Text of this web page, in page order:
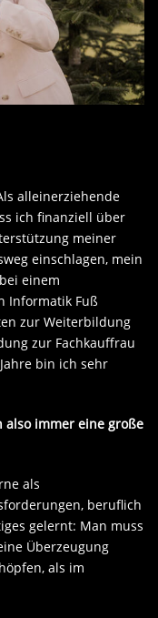
alleinerziehende
ich finanziell über
meiner
einschlagen, mein
einem
Informatik Fuß
zur Weiterbildung
zur Fachkauffrau
bin ich sehr
immer eine große
als
beruflich
gelernt: Man muss
Überzeugung
als im